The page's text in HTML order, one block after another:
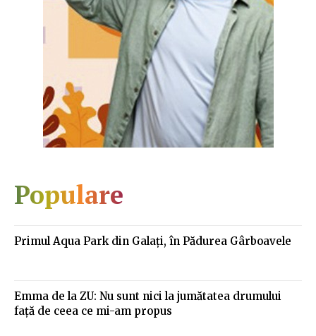
Populare
Primul Aqua Park din Galaţi, în Pădurea Gârboavele
Emma de la ZU: Nu sunt nici la jumătatea drumului
față de ceea ce mi-am propus